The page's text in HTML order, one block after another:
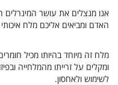
אנו מנצלים את עושר המינרלים
האדם ומביאים אליכם מלח
מלח זה מיוחד בהיותו מכיל
ומקלים על זרייתו מהמלחייה
לשימוש ולאחסון.